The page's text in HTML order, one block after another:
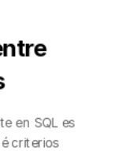
en SQL es
criterios